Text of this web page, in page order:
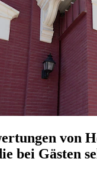
von
bei Gästen